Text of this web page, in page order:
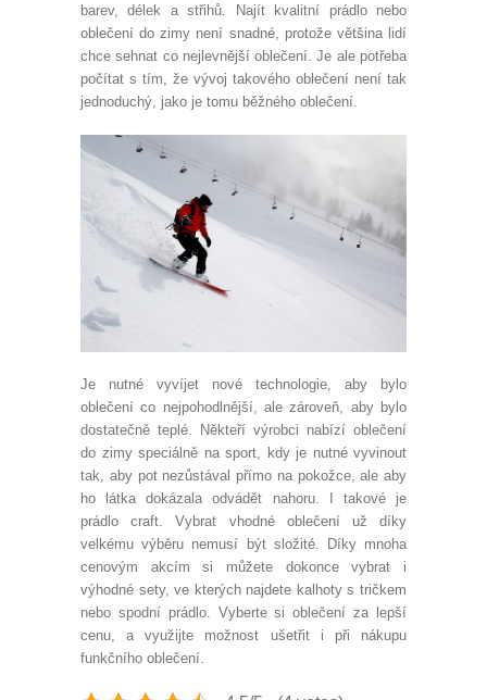
barev, délek a střihů. Najít kvalitní prádlo nebo
oblečení do zimy není snadné, protože většina lidí
chce sehnat co nejlevnější oblečení. Je ale potřeba
počítat s tím, že vývoj takového oblečení není tak
jednoduchý, jako je tomu běžného oblečení.
Je nutné vyvíjet nové technologie, aby bylo
oblečení co nejpohodlnější, ale zároveň, aby bylo
dostatečně teplé. Někteří výrobci nabízí oblečení
do zimy speciálně na sport, kdy je nutné vyvinout
tak, aby pot nezůstával přímo na pokožce, ale aby
ho látka dokázala odvádět nahoru. I takové je
prádlo craft. Vybrat vhodné oblečení už díky
velkému výběru nemusí být složité. Díky mnoha
cenovým akcím si můžete dokonce vybrat i
výhodné sety, ve kterých najdete kalhoty s tričkem
nebo spodní prádlo. Vyberte si oblečení za lepší
cenu, a využijte možnost ušetřit i při nákupu
funkčního oblečení.